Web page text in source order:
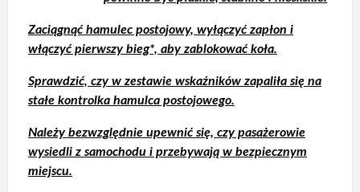
Zaciągnąć hamulec postojowy, wyłączyć zapłon i
włączyć pierwszy bieg*, aby zablokować koła.
Sprawdzić, czy w zestawie wskaźników zapaliła się na
stałe kontrolka hamulca postojowego.
Należy bezwzględnie upewnić się, czy pasażerowie
wysiedli z samochodu i przebywają w bezpiecznym
miejscu.